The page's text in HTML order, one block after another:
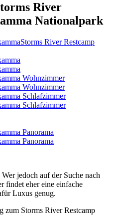
River
Nationalpark
Storms River Restcamp
jedoch auf der Suche nach
findet eher eine einfache
Luxus genug.
zum Storms River Restcamp